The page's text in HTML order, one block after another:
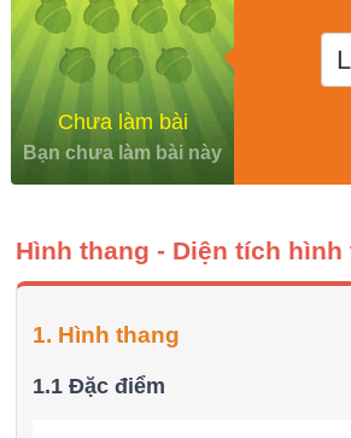
Chưa làm bài
Bạn chưa làm bài này
Hình thang - Diện tích hình
1. Hình thang
1.1 Đặc điểm